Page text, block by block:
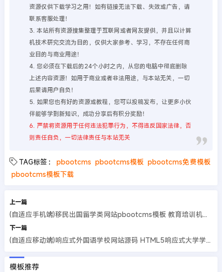
资源仅供下载学习之用！如有链接无法下载、失效或广告，请
联系客服处理！
3. 本站所有资源搜集整理于互联网或者网友提供，并且以计算
机技术研究交流为目的，仅供大家参考、学习，不存在任何商
业目的与商业用途！
4. 您必须在下载后的24个小时之内，从您的电脑中彻底删除
上述内容资源！如用于商业或者非法用途，与本站无关，一切
后果请用户自负！
5. 如果您也有好的资源或教程，您可以投稿发布，让更多小伙
伴能够学到新知识，成功分享后有积分奖励！
6. 严禁将资源用于任何违法犯罪行为，不得违反国家法律，否
则责任自负，一切法律责任与本站无关
TAG标签： pbootcms pbootcms模板 pbootcms免费模板
pbootcms模板下载
上一篇
(自适应手机端)移民出国留学类网站pbootcms模板 教育培训机构网站源码
下一篇
(自适应移动端)响应式外国语学校网站源码 HTML5响应式大学学校院校类网站pbootcms模板
模板推荐